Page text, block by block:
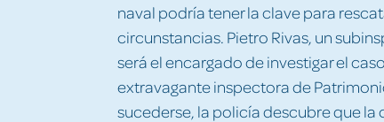
naval podría tener la clave para
circunstancias. Pietro Rivas, un
será el encargado de investigar el
extravagante inspectora de
sucederse, la policía descubre que la